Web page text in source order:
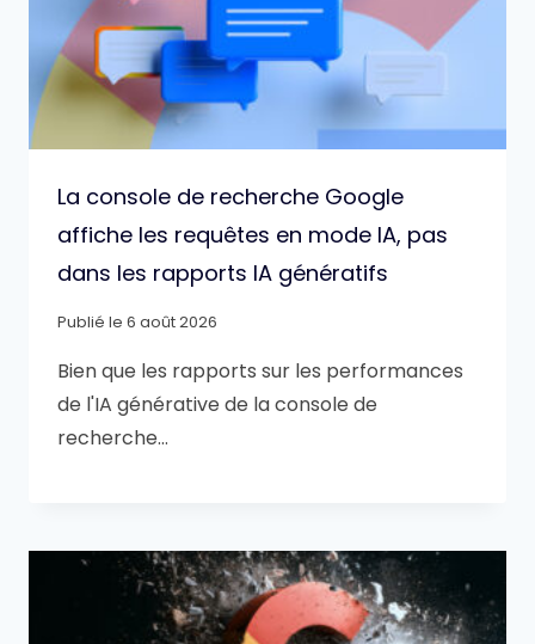
La console de recherche Google
affiche les requêtes en mode IA, pas
dans les rapports IA génératifs
Publié le 6 août 2026
Bien que les rapports sur les performances
de l'IA générative de la console de
recherche…